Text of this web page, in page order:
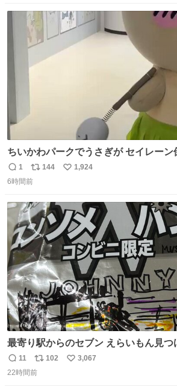
ト
ちいかわパークでうさぎが セイレー
返
信
1
リ
ポ
ト
数
144
い
数
1,924
6時間前
最寄り駅からのセブン えらいもん見つけて
返
信
11
リ
ポ
102
い
3,067
22時間前